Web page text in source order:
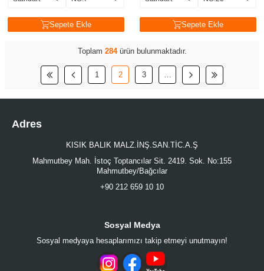
Sepete Ekle Sepete Ekle
Toplam 284ürün bulunmaktadır.
1 2 3 …
Adres
KISIK BALIK MALZ.İNŞ.SAN.TİC.A.Ş
Mahmutbey Mah. İstoç Toptancılar Sit. 2419. Sok. No:155
Mahmutbey/Bağcılar
+90 212 659 10 10
Sosyal Medya
Sosyal medyaya hesaplarımızı takip etmeyi unutmayın!